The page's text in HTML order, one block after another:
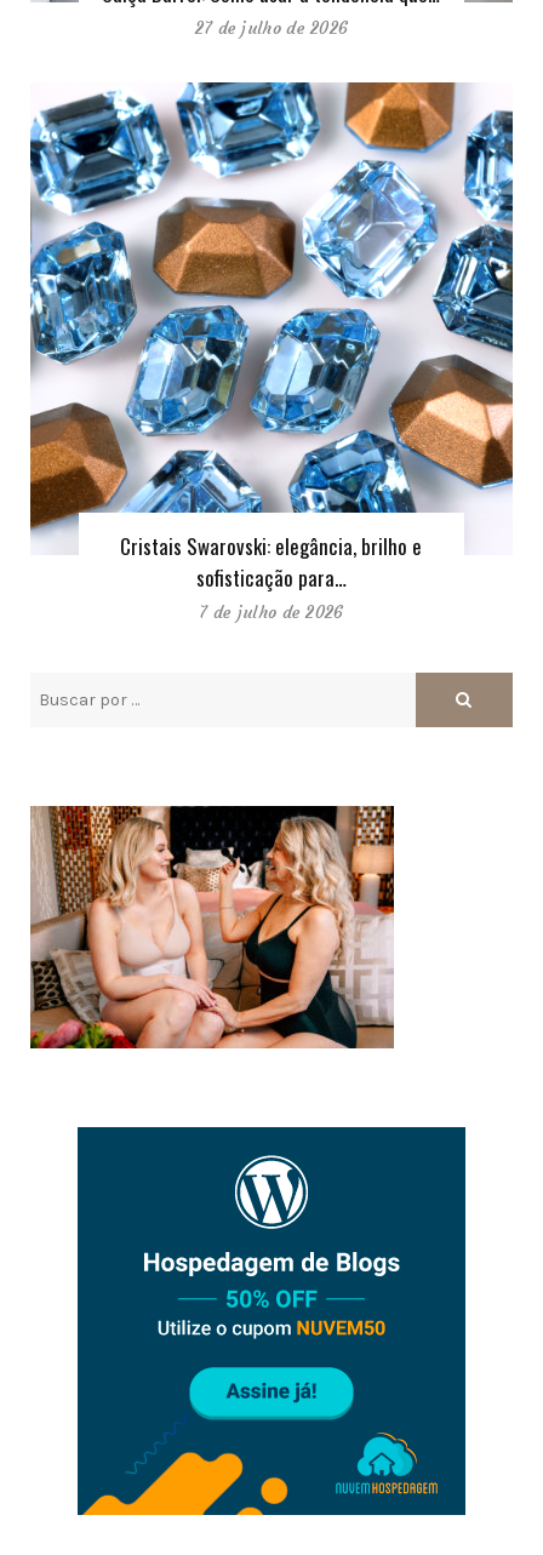
27 de julho de 2026
Cristais Swarovski: elegância, brilho e
sofisticação para…
7 de julho de 2026